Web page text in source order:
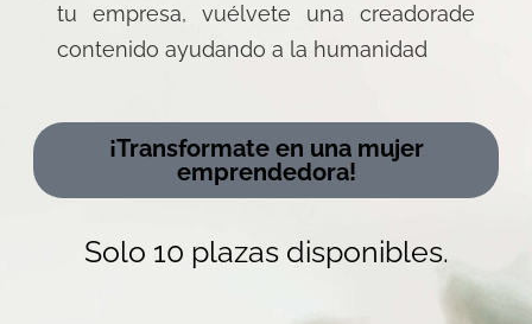
tu empresa, vuélvete una creadorade
contenido ayudando a la humanidad
¡Transformate en una mujer
emprendedora!
Solo 10 plazas disponibles.